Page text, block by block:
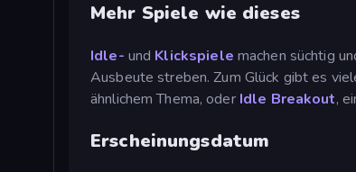
Mehr Spiele wie dieses
Idle- und Klickspiele machen süchtig
Ausbeute streben. Zum Glück gibt es
ähnlichem Thema, oder Idle Breakout,
Erscheinungsdatum